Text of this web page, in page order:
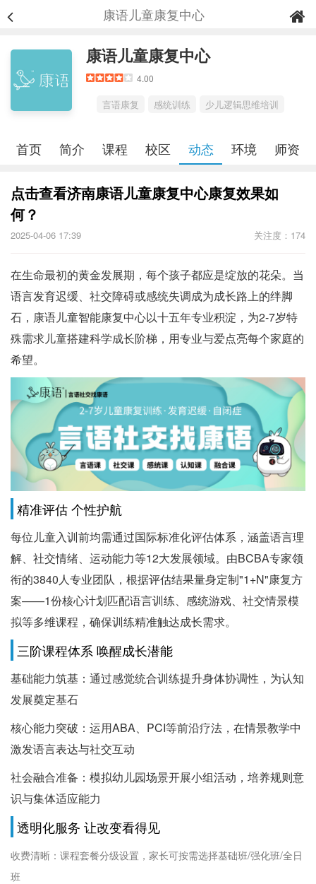
康语儿童康复中心
康语儿童康复中心
4.00
言语康复 感统训练 少儿逻辑思维培训
首页 简介 课程 校区 动态 环境 师资
点击查看济南康语儿童康复中心康复效果如
何？
2025-04-06 17:39 关注度：174
在生命最初的黄金发展期，每个孩子都应是绽放的花朵。当
语言发育迟缓、社交障碍或感统失调成为成长路上的绊脚
石，康语儿童智能康复中心以十五年专业积淀，为2-7岁特
殊需求儿童搭建科学成长阶梯，用专业与爱点亮每个家庭的
希望。
精准评估 个性护航
每位儿童入训前均需通过国际标准化评估体系，涵盖语言理
解、社交情绪、运动能力等12大发展领域。由BCBA专家领
衔的3840人专业团队，根据评估结果量身定制"1+N"康复方
案——1份核心计划匹配语言训练、感统游戏、社交情景模
拟等多维课程，确保训练精准触达成长需求。
三阶课程体系 唤醒成长潜能
基础能力筑基：通过感觉统合训练提升身体协调性，为认知
发展奠定基石
核心能力突破：运用ABA、PCI等前沿疗法，在情景教学中
激发语言表达与社交互动
社会融合准备：模拟幼儿园场景开展小组活动，培养规则意
识与集体适应能力
透明化服务 让改变看得见
收费清晰：课程套餐分级设置，家长可按需选择基础班/强化班/全日
班